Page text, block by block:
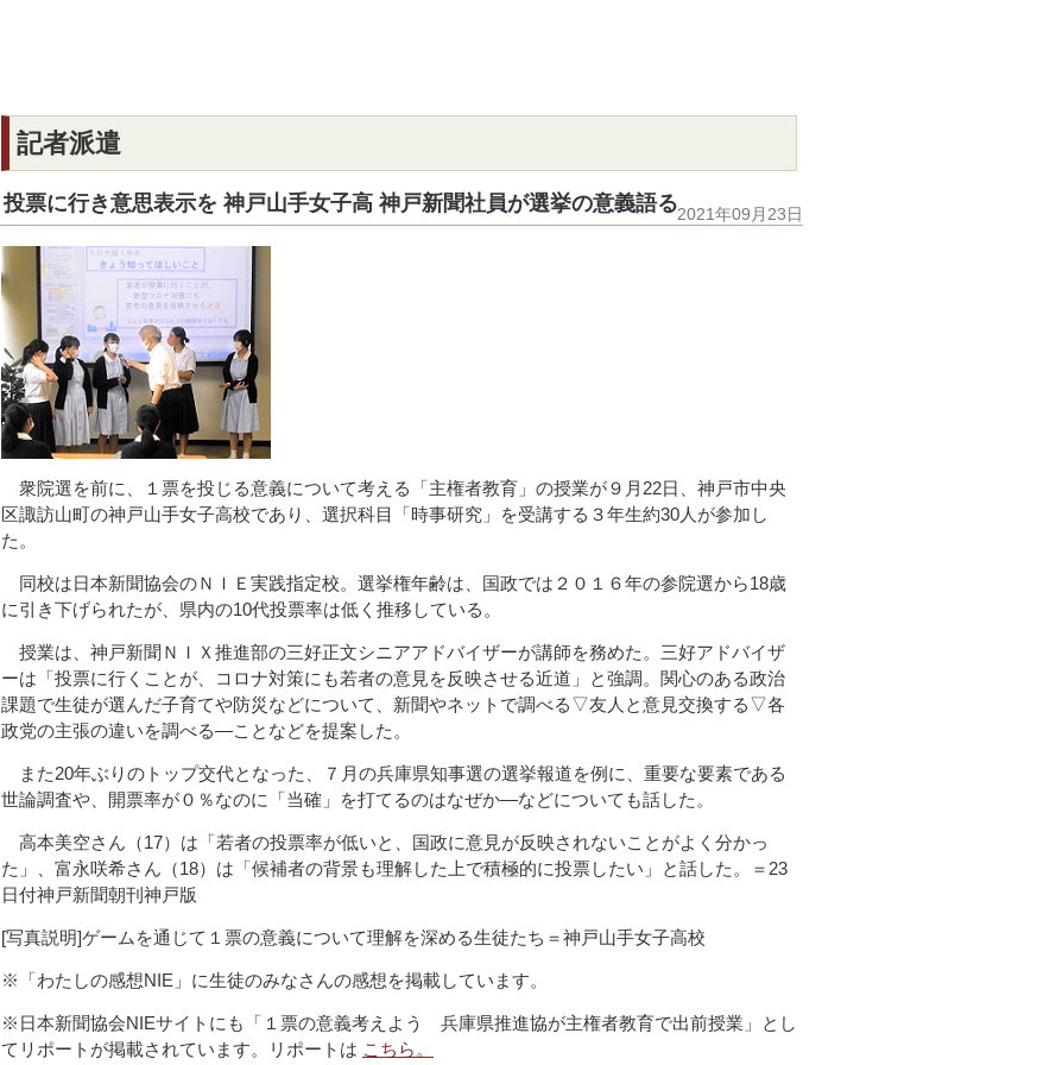
記者派遣
投票に行き意思表示を 神戸山手女子高 神戸新聞社員が選挙の意義語る2021年09月23日
衆院選を前に、１票を投じる意義について考える「主権者教育」の授業が９月22日、神戸市中央
区諏訪山町の神戸山手女子高校であり、選択科目「時事研究」を受講する３年生約30人が参加し
た。
同校は日本新聞協会のＮＩＥ実践指定校。選挙権年齢は、国政では２０１６年の参院選から18歳
に引き下げられたが、県内の10代投票率は低く推移している。
授業は、神戸新聞ＮＩＸ推進部の三好正文シニアアドバイザーが講師を務めた。三好アドバイザ
ーは「投票に行くことが、コロナ対策にも若者の意見を反映させる近道」と強調。関心のある政治
課題で生徒が選んだ子育てや防災などについて、新聞やネットで調べる▽友人と意見交換する▽各
政党の主張の違いを調べる―ことなどを提案した。
また20年ぶりのトップ交代となった、７月の兵庫県知事選の選挙報道を例に、重要な要素である
世論調査や、開票率が０％なのに「当確」を打てるのはなぜか―などについても話した。
高本美空さん（17）は「若者の投票率が低いと、国政に意見が反映されないことがよく分かっ
た」、富永咲希さん（18）は「候補者の背景も理解した上で積極的に投票したい」と話した。＝23
日付神戸新聞朝刊神戸版
[写真説明]ゲームを通じて１票の意義について理解を深める生徒たち＝神戸山手女子高校
※「わたしの感想NIE」に生徒のみなさんの感想を掲載しています。
※日本新聞協会NIEサイトにも「１票の意義考えよう 兵庫県推進協が主権者教育で出前授業」とし
てリポートが掲載されています。リポートは こちら。